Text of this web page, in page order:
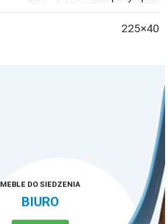
225×40
MEBLE DO SIEDZENIA
BIURO